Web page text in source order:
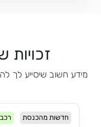
מידע חשוב שיסייע לך
חדשות מהכנסת